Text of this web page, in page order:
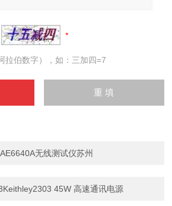
拉伯数字），如：三加四=7
无线测试仪苏州
45W 高速通讯电源